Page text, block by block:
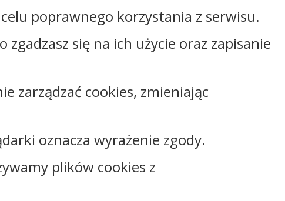
SkrytkaESP lub
Informacje dodatkowe:
REGON: 910866910
TERYT: 0464011
poprawnego korzystania z serwisu.
się na ich użycie oraz zapisanie
zarządzać cookies, zmieniając
oznacza wyrażenie zgody.
plików cookies z